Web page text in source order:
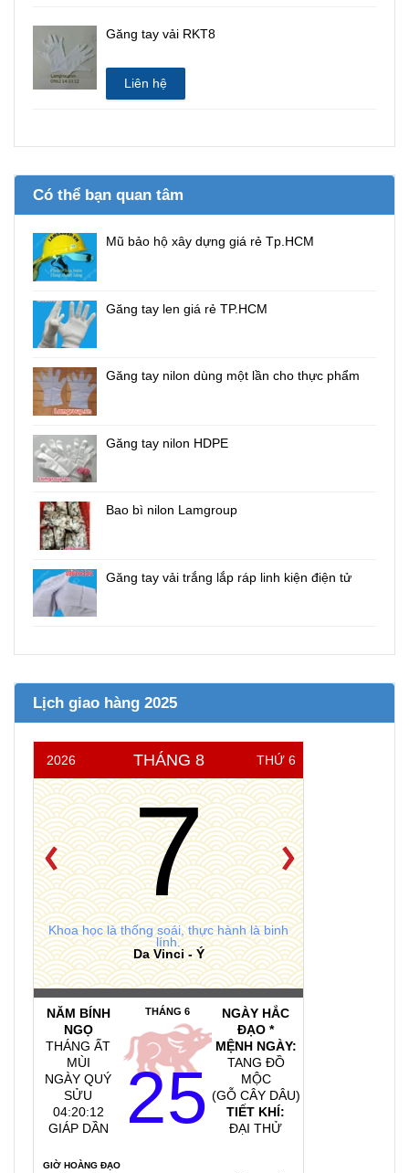
Găng tay vải RKT8
Liên hệ
Có thể bạn quan tâm
Mũ bảo hộ xây dựng giá rẻ Tp.HCM
Găng tay len giá rẻ TP.HCM
Găng tay nilon dùng một lần cho thực phẩm
Găng tay nilon HDPE
Bao bì nilon Lamgroup
Găng tay vải trắng lắp ráp linh kiện điện tử
Lịch giao hàng 2025
2026 THÁNG 8 THỨ 6
7
Khoa học là thống soái, thực hành là binh
lính.
Da Vinci - Ý
NĂM BÍNH
NGỌ
THÁNG ẤT
MÙI
NGÀY QUÝ
SỬU
04:20:14
GIÁP DẦN
THÁNG 6
25
NGÀY HẮC
ĐẠO *
MỆNH NGÀY:
TANG ĐỒ
MỘC
(GỖ CÂY DÂU)
TIẾT KHÍ:
ĐẠI THỬ
GIỜ HOÀNG ĐẠO